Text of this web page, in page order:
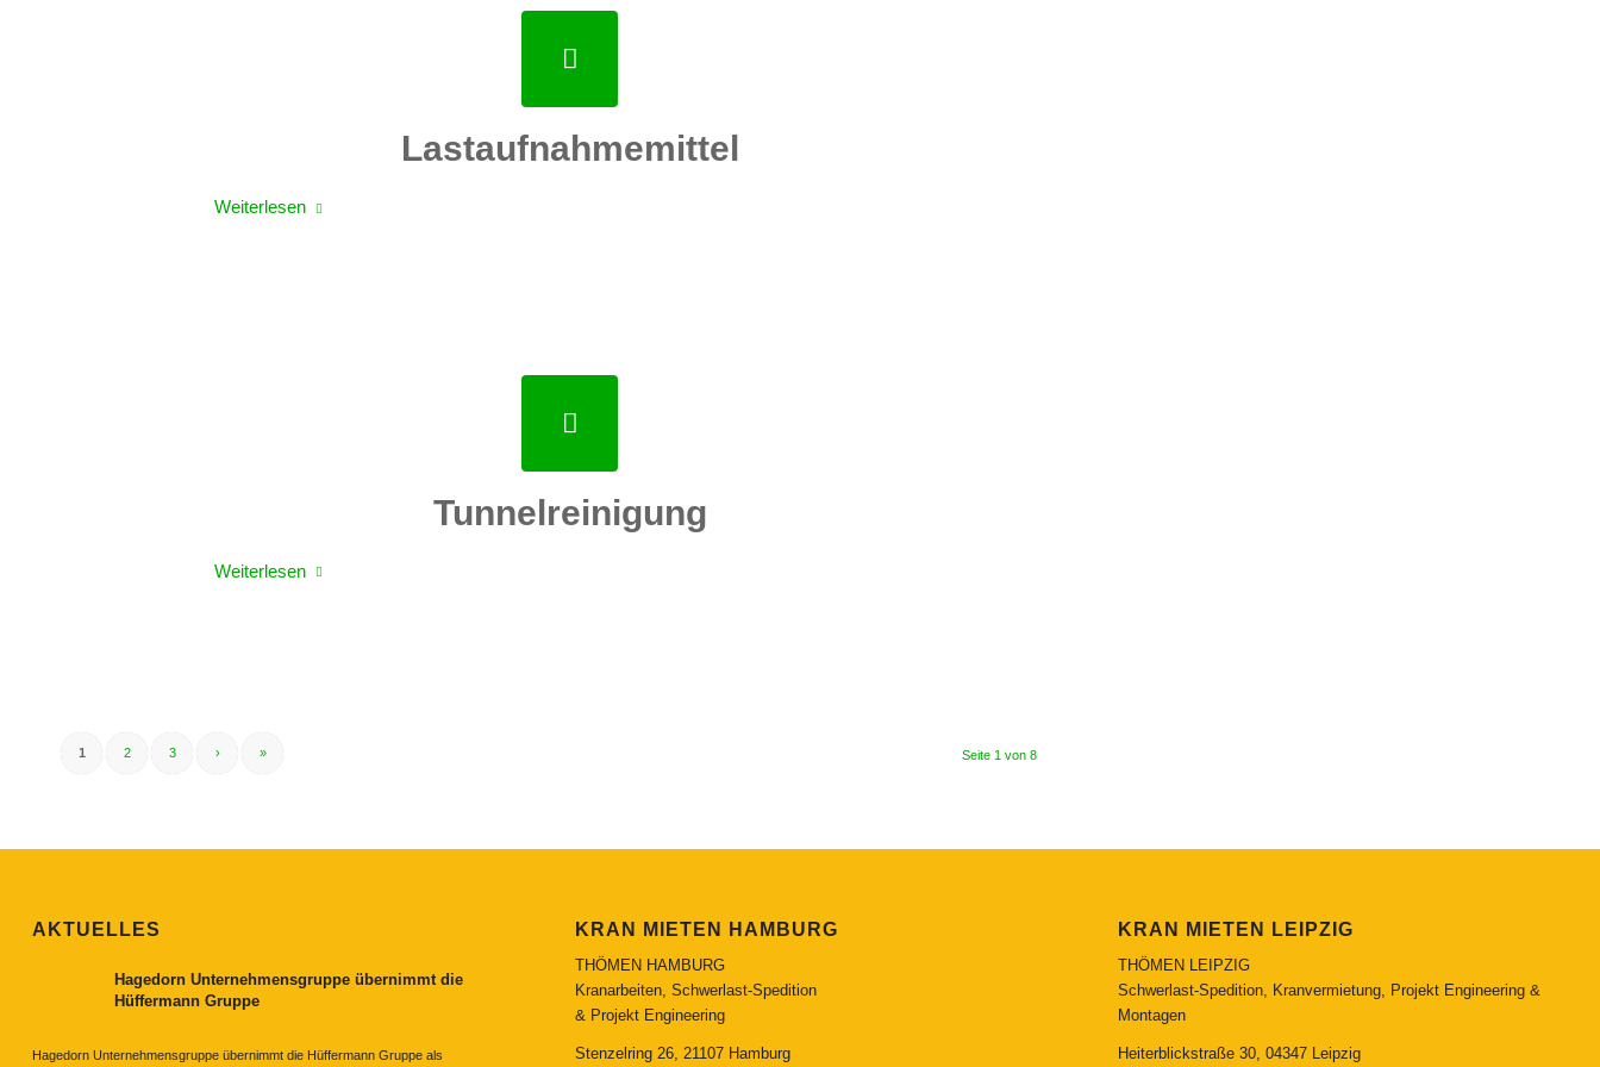
Lastaufnahmemittel
Weiterlesen
Tunnelreinigung
Weiterlesen
Seite 1 von 8
1 2 3 › »
AKTUELLES
Hagedorn Unternehmensgruppe übernimmt die
Hüffermann Gruppe
Hagedorn Unternehmensgruppe übernimmt die Hüffermann Gruppe als
KRAN MIETEN HAMBURG
THÖMEN HAMBURG
Kranarbeiten, Schwerlast-Spedition
& Projekt Engineering
Stenzelring 26, 21107 Hamburg
KRAN MIETEN LEIPZIG
THÖMEN LEIPZIG
Schwerlast-Spedition, Kranvermietung, Projekt Engineering &
Montagen
Heiterblickstraße 30, 04347 Leipzig